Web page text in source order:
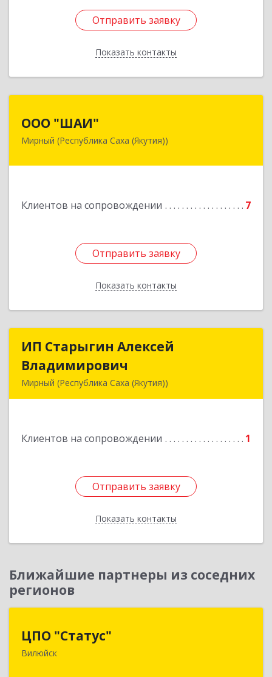
Отправить заявку
Показать контакты
Отправить заявку
Назад
ООО "ШАИ"
Мирный (Республика Саха (Якутия))
Клиентов на сопровождении 7
Отправить заявку
Показать контакты
678175, Республика Саха (Якутия), у.
Подробнее
Отправить заявку
Назад
ИП Старыгин Алексей
Владимирович
Мирный (Республика Саха (Якутия))
Клиентов на сопровождении 1
Отправить заявку
Показать контакты
ИП Старыгин Алексей
Отправить заявку
Назад
Ближайшие партнеры из соседних
регионов
ЦПО "Статус"
Вилюйск
677000, Саха /Якутия/ Респ, Якутск г, Ленина пр-